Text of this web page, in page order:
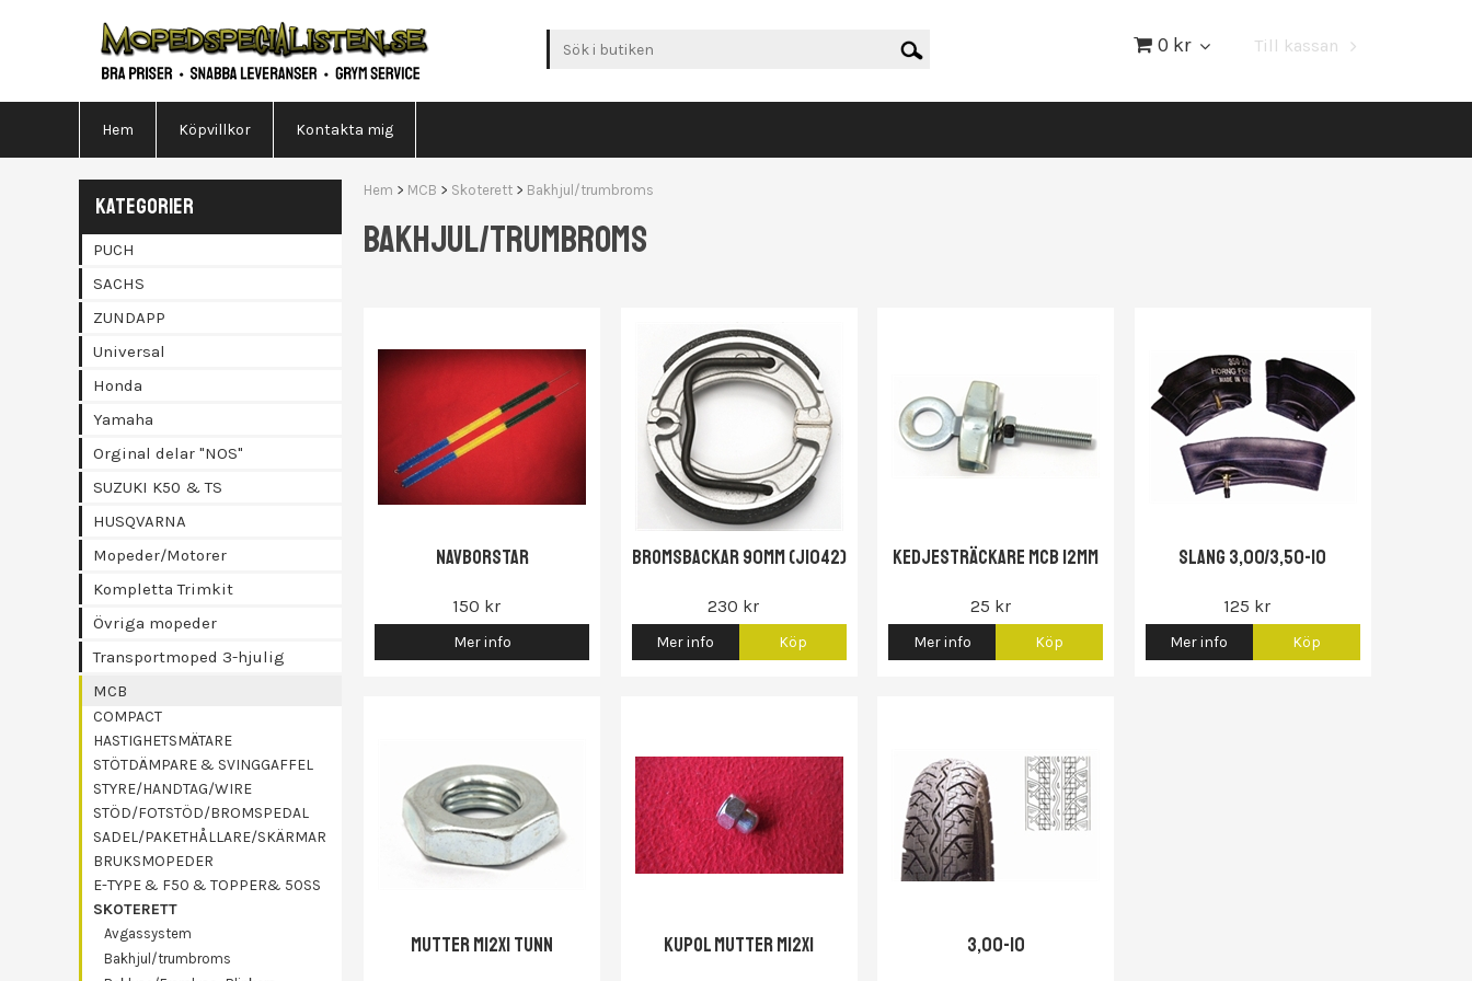
0 kr Till kassan
Hem Köpvillkor Kontakta mig
KATEGORIER
PUCH
SACHS
ZUNDAPP
Universal
Honda
Yamaha
Orginal delar "NOS"
SUZUKI K50 & TS
HUSQVARNA
Mopeder/Motorer
Kompletta Trimkit
Övriga mopeder
Transportmoped 3-hjulig
MCB
COMPACT
HASTIGHETSMÄTARE
STÖTDÄMPARE & SVINGGAFFEL
STYRE/HANDTAG/WIRE
STÖD/FOTSTÖD/BROMSPEDAL
SADEL/PAKETHÅLLARE/SKÄRMAR
BRUKSMOPEDER
E-TYPE & F50 & TOPPER& 50SS
SKOTERETT
Avgassystem
Bakhjul/trumbroms
Hem > MCB > Skoterett > Bakhjul/trumbroms
BAKHJUL/TRUMBROMS
Navborstar
150 kr
Mer info
Bromsbackar 90mm (J1042)
230 kr
Mer info Köp
Kedjesträckare MCB 12mm
25 kr
Mer info Köp
Slang 3,00/3,50-10
125 kr
Mer info Köp
Mutter M12x1 tunn Kupol mutter M12x1 3,00-10